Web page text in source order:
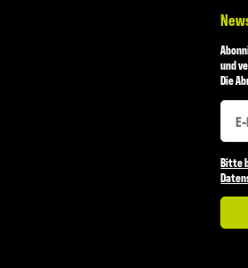
und
Die
Bitte